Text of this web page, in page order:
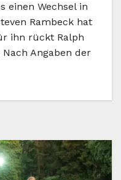
einen Wechsel in
Rambeck hat
ihn rückt Ralph
Angaben der